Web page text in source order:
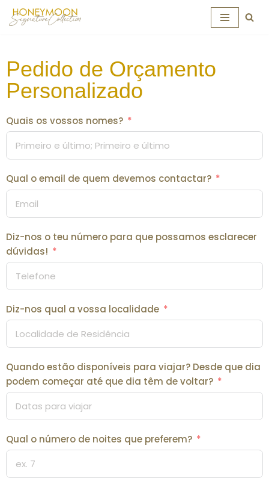
content
Pedido de Orçamento
Personalizado
Quais os vossos nomes?
Qual o email de quem devemos contactar?
Diz-nos o teu número para que possamos esclarecer
dúvidas!
Diz-nos qual a vossa localidade
Quando estão disponíveis para viajar? Desde que dia
podem começar até que dia têm de voltar?
Qual o número de noites que preferem?